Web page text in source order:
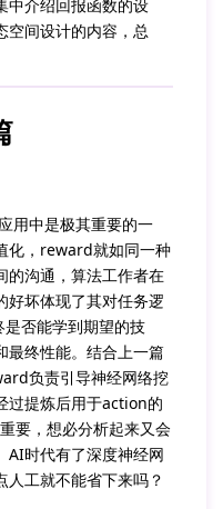
中介绍回报函数的设
空间设计的内容，总
用中是极其重要的一
化，reward就如同一种
的沟通，算法工作者在
好坏体现了其对任务逻
否能学到期望的技
最终性能。结合上一篇
负责引导神经网络挖
过提炼后用于action的
要，想必分析起来又会
AI时代有了深度神经网
工就不能省下来吗？